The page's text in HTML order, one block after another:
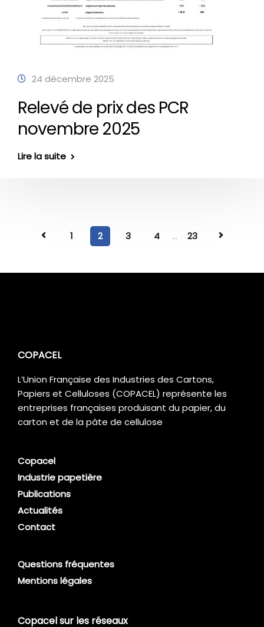
24 décembre 2025
Relevé de prix des PCR
novembre 2025
Lire la suite
1 2 3 4 ... 23
COPACEL
L’Union Française des Industries des Cartons,
Papiers et Celluloses (COPACEL) représente les
entreprises françaises produisant du papier, du
carton et de la pâte de cellulose
Copacel
Industrie papetière
Publications
Actualités
Contact
Questions fréquentes
Mentions légales
Copacel sur les réseaux